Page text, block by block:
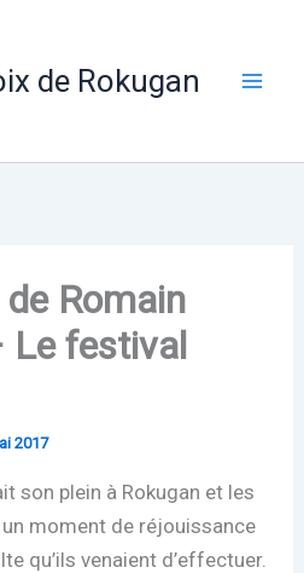
de Rokugan
Romain
Le festival
2017
son plein à Rokugan et les
moment de réjouissance
qu’ils venaient d’effectuer.